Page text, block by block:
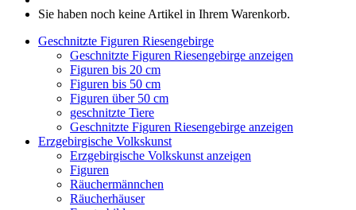
Sie haben noch keine Artikel in Ihrem Warenkorb.
Geschnitzte Figuren Riesengebirge
Geschnitzte Figuren Riesengebirge anzeigen
Figuren bis 20 cm
Figuren bis 50 cm
Figuren über 50 cm
geschnitzte Tiere
Geschnitzte Figuren Riesengebirge anzeigen
Erzgebirgische Volkskunst
Erzgebirgische Volkskunst anzeigen
Figuren
Räuchermännchen
Räucherhäuser